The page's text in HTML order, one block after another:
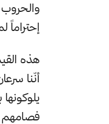
والحروب
إحتراماً
هذه
أنّنا
فصامهم